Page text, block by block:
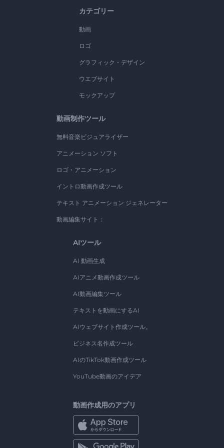
カテゴリー
動画
ロゴ
グラフィック・デザイン
ウエブサイト
モックアップ
動画制作ツール
無料音楽ビジュアライザー
アニメーション ソフト
ロゴ・アニメーション
イントロ動画作成ツール
テキスト アニメーション ジェネレーター
動画編集サイト：
AIツール
AI 動画生成
AIアニメ動画作成ツール
AI動画編集ツール
テキストを動画にするAI
AIウェブサイト作成ツール。
ビジネス名作成ツール
AIのTikTok動画作成ツール
YouTube動画のアイデア
動画作成用のアプリ